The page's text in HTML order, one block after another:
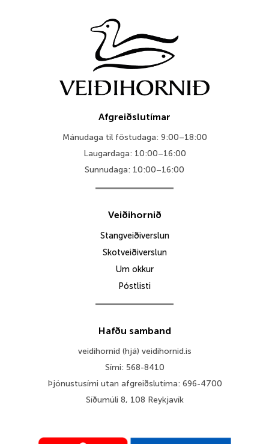
Afgreiðslutímar
Mánudaga til föstudaga: 9:00–18:00
Laugardaga: 10:00–16:00
Sunnudaga: 10:00–16:00
Veiðihornið
Stangveiðiverslun
Skotveiðiverslun
Um okkur
Póstlisti
Hafðu samband
veidihornid (hjá) veidihornid.is
Sími: 568-8410
Þjónustusími utan afgreiðslutíma: 696-4700
Síðumúli 8, 108 Reykjavík